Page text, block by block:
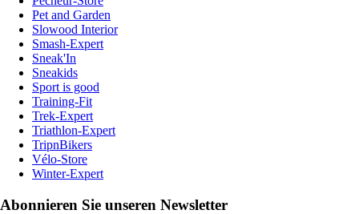
Pet and Garden
Slowood Interior
Smash-Expert
Sneak'In
Sneakids
Sport is good
Training-Fit
Trek-Expert
Triathlon-Expert
TripnBikers
Vélo-Store
Winter-Expert
Abonnieren Sie unseren Newsletter